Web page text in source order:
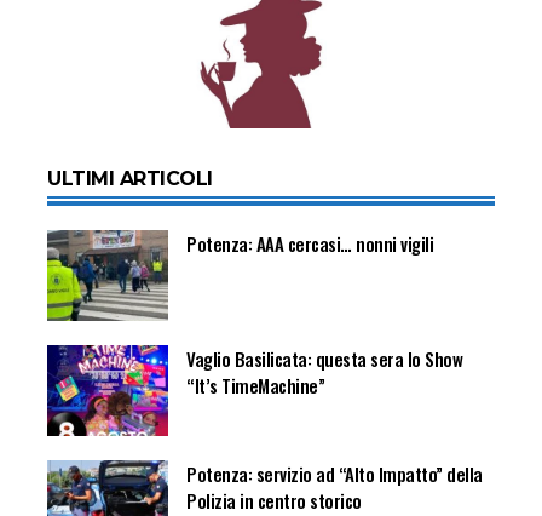
ULTIMI ARTICOLI
Potenza: AAA cercasi… nonni vigili
Vaglio Basilicata: questa sera lo Show
“It’s TimeMachine”
Potenza: servizio ad “Alto Impatto” della
Polizia in centro storico